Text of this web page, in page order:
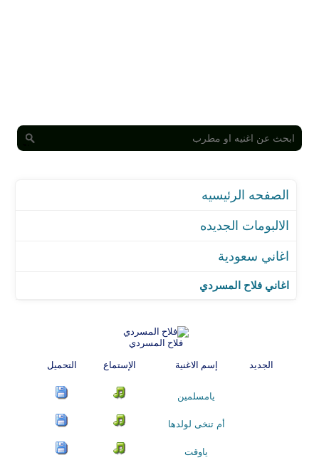
الالبومات الجديده
اغاني فلاح المسردي
فلاح المسردي
الجديد إسم الاغنية الإستماع التحميل
يامسلمين
أم تنخى لولدها
ياوقت